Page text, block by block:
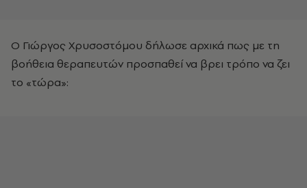
Ο Γιώργος Χρυσοστόμου δήλωσε αρχικά πως με τη
βοήθεια θεραπευτών προσπαθεί να βρει τρόπο να ζει
το «τώρα»: